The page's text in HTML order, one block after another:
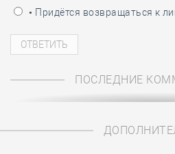
• Придётся возвращаться к
ПОСЛЕДНИЕ